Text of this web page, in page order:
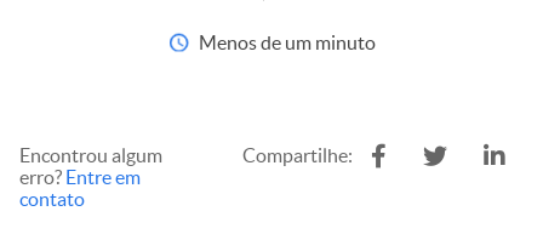
Menos de um minuto
Encontrou algum
erro? Entre em
contato
Compartilhe: